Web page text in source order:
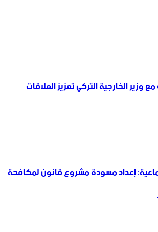
وزير الخارجية التركي تعزيز العلاقات
إعداد مسودة مشروع قانون لمكافحة